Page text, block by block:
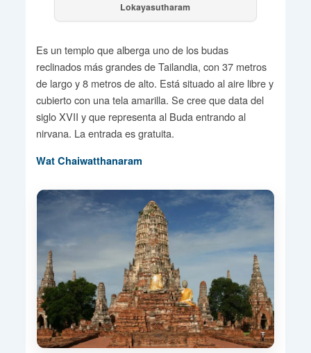
Lokayasutharam
Es un templo que alberga uno de los budas
reclinados más grandes de Tailandia, con 37 metros
de largo y 8 metros de alto. Está situado al aire libre y
cubierto con una tela amarilla. Se cree que data del
siglo XVII y que representa al Buda entrando al
nirvana. La entrada es gratuita.
Wat Chaiwatthanaram